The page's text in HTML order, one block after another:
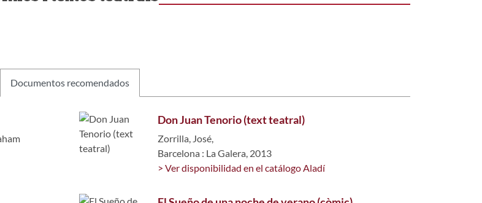
Documentos recomendados
Don Juan Tenorio (text teatral)
Zorrilla, José,
Barcelona : La Galera, 2013
> Ver disponibilidad en el catálogo Aladí